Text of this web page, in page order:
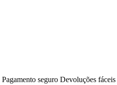
Pagamento seguro Devoluções fáceis